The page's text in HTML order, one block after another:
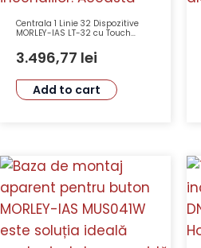
Centrala 1 Linie 32 Dispozitive
MORLEY-IAS LT-32 cu Touch
3.496,77 lei
Add to cart